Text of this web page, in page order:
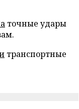
точные удары
транспортные